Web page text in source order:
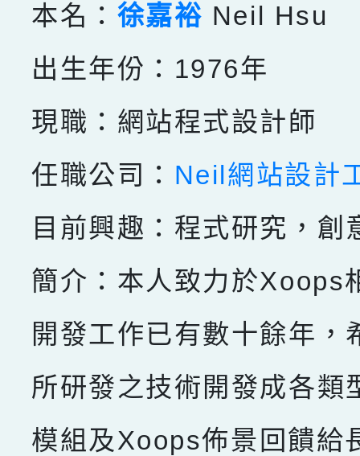
本名： 徐嘉裕 Neil Hsu
出生年份：1976年
現職：網站程式設計師
任職公司： Neil網站設計
目前興趣：程式研究，創
簡介：本人致力於Xoops
開發工作已有數十餘年，
所研發之技術開發成各類
模組及Xoops佈景回饋給